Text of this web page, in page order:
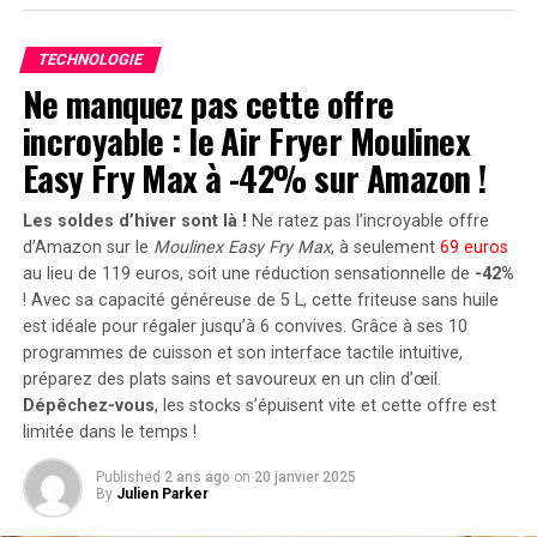
mêmes. Elles ne veulent pas que les
fournisseurs de modèles fermés puissent
modifier leur modèle, changer leurs
conditions d’utilisation, ou même cesser
complètement de les servir. Elles ne veulent
pas non plus être enfermées dans un cloud
unique ayant des droits exclusifs sur un
modèle. L’open source permet un large
écosystème d’entreprises avec des chaînes
d’outils compatibles, facilitant les transitions.
Nous devons protéger nos données. De
nombreuses organisations traitent des
données sensibles qu’elles doivent sécuriser
et qu’elles ne peuvent pas envoyer à des
modèles fermés via des API cloud. D’autres
confiance aux fournisseurs de modèles
Avec une capacité maximale d’injection dans le réseau
domestique atteignant 1200 watts,le Solarbank 2 AC
peut être associé à deux régulateurs solaires MPPT. Cela
ouvre la possibilité d’ajouter jusqu’à 1200 watts
supplémentaires via des panneaux solaires additionnels,
portant ainsi la puissance totale à un impressionnant
2400 watts . Pour les utilisateurs nécessitant davantage
de stockage énergétique, il est possible d’intégrer
jusqu’à cinq batteries supplémentaires de 1,6
kilowattheure chacune, augmentant la capacité totale à
9,6 kilowattheures.
Intégration dans un Écosystème
Intelligent
Le Solarbank 2 AC s’intègre parfaitement dans un
écosystème énergétique intelligent grâce à sa
compatibilité avec le compteur Anker SOLIX Smart et
TECHNOLOGIE
Ne manquez pas cette offre
incroyable : le Air Fryer Moulinex
Easy Fry Max à -42% sur Amazon !
Les soldes d’hiver sont là ! Ne ratez pas l’incroyable offre
d’Amazon sur le Moulinex Easy Fry Max, à seulement 69 euros
au lieu de 119 euros, soit une réduction sensationnelle de -42%
! Avec sa capacité généreuse de 5 L, cette friteuse sans huile
est idéale pour régaler jusqu’à 6 convives. Grâce à ses 10
programmes de cuisson et son interface tactile intuitive,
préparez des plats sains et savoureux en un clin d’œil.
Dépêchez-vous, les stocks s’épuisent vite et cette offre est
limitée dans le temps !
Published 2 ans ago on 20 janvier 2025
By Julien Parker